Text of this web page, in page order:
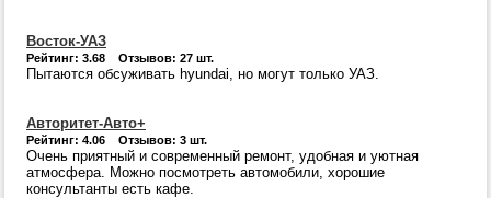
Восток-УАЗ
Рейтинг: 3.68 Отзывов: 27 шт.
Пытаются обсуживать hyundai, но могут только УАЗ.
Авторитет-Авто+
Рейтинг: 4.06 Отзывов: 3 шт.
Очень приятный и современный ремонт, удобная и уютная
атмосфера. Можно посмотреть автомобили, хорошие
консультанты есть кафе.